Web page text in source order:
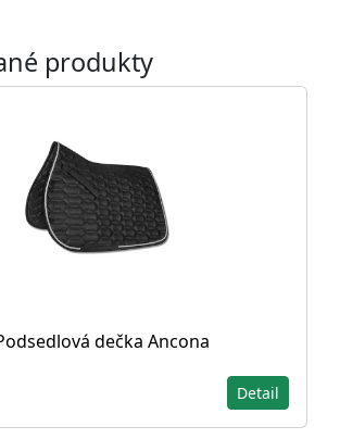
produkty
dečka Ancona
Detail